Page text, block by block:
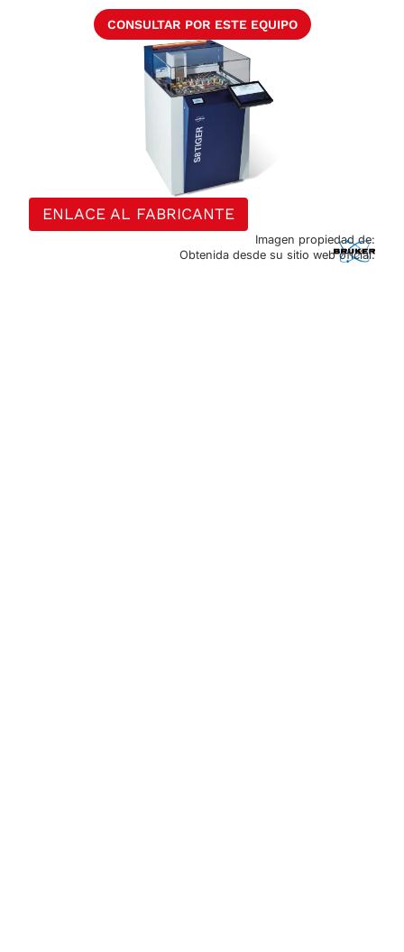
ENLACE AL FABRICANTE
CONSULTAR POR ESTE EQUIPO
Imagen propiedad de:
Obtenida desde su sitio web oficial.